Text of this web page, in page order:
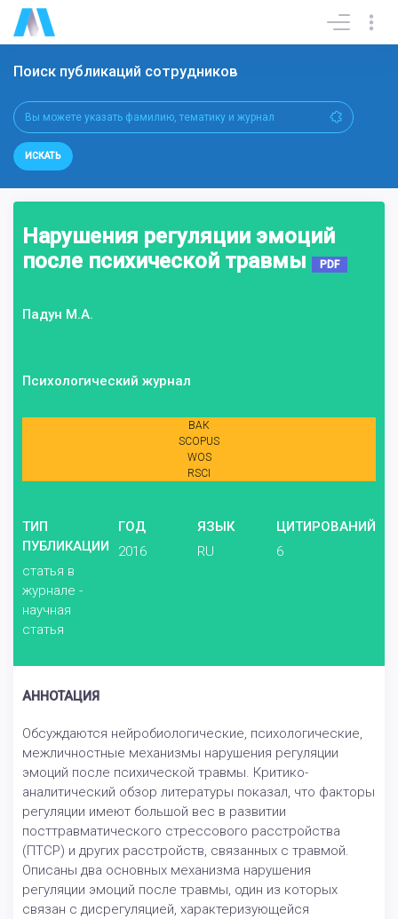
Поиск публикаций сотрудников
ИСКАТЬ
Нарушения регуляции эмоций
после психической травмы
PDF
Падун М.А.
Психологический журнал
ВАК
SCOPUS
WOS
RSCI
ТИП
ПУБЛИКАЦИИ
статья в
журнале -
научная
статья
ГОД
2016
ЯЗЫК
RU
ЦИТИРОВАНИЙ
6
АННОТАЦИЯ
Обсуждаются нейробиологические, психологические,
межличностные механизмы нарушения регуляции
эмоций после психической травмы. Критико-
аналитический обзор литературы показал, что факторы
регуляции имеют большой вес в развитии
посттравматического стрессового расстройства
(ПТСР) и других расстройств, связанных с травмой.
Описаны два основных механизма нарушения
регуляции эмоций после травмы, один из которых
связан с дисрегуляцией, характеризующейся